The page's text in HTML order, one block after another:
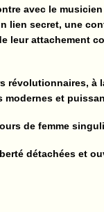
avec le
lien secret, une
leur attachement
révolutionnaires, à
modernes et
de femme
détachées et